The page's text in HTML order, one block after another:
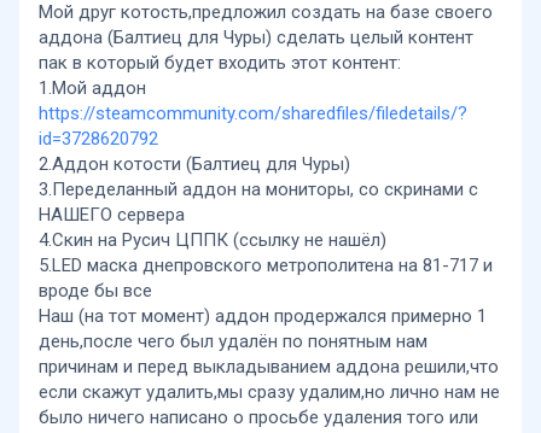
Мой друг котость,предложил создать на базе своего
аддона (Балтиец для Чуры) сделать целый контент
пак в который будет входить этот контент:
1.Мой аддон
https://steamcommunity.com/sharedfiles/filedetails/?
id=3728620792
2.Аддон котости (Балтиец для Чуры)
3.Переделанный аддон на мониторы, со скринами с
НАШЕГО сервера
4.Скин на Русич ЦППК (ссылку не нашёл)
5.LED маска днепровского метрополитена на 81-717 и
вроде бы все
Наш (на тот момент) аддон продержался примерно 1
день,после чего был удалён по понятным нам
причинам и перед выкладыванием аддона решили,что
если скажут удалить,мы сразу удалим,но лично нам не
было ничего написано о просьбе удаления того или